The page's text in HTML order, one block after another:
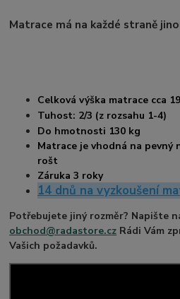
Matrace má na každé straně
Celková výška matrace cca
Tuhost: 2/3 (z rozsahu 1-4)
Do hmotnosti 130 kg
Matrace je vhodná na
rošt
Záruka 3 roky
14 dnů na vyzkoušení
Potřebujete jiný rozměr? Napište
obchod@radastore.cz Rádi Vám
Vašich požadavků.